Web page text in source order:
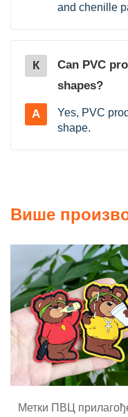
and chenille
К
Can PVC
shapes?
A
Yes, PVC
shape.
Више
Метки ПВЦ